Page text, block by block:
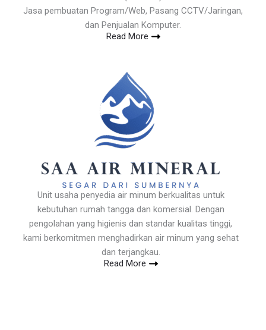
Jasa pembuatan Program/Web, Pasang CCTV/Jaringan,
dan Penjualan Komputer.
Read More
Unit usaha penyedia air minum berkualitas untuk
kebutuhan rumah tangga dan komersial. Dengan
pengolahan yang higienis dan standar kualitas tinggi,
kami berkomitmen menghadirkan air minum yang sehat
dan terjangkau.
Read More